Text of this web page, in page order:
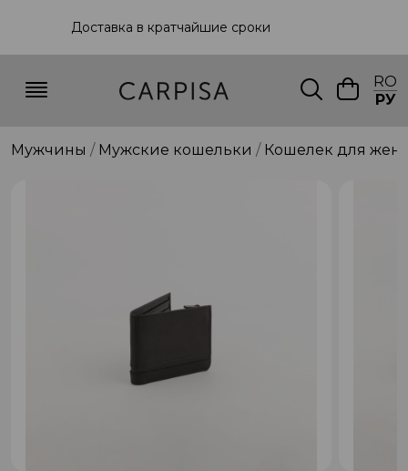
Доставка в кратчайшие сроки
RO
РУ
Мужчины Мужские кошельки Кошелек для